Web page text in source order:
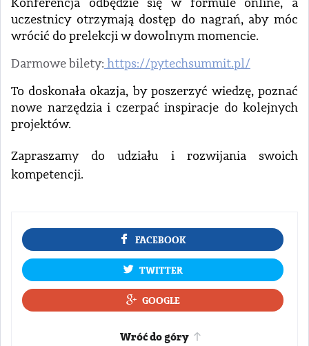
Konferencja odbędzie się w formule online, a
uczestnicy otrzymają dostęp do nagrań, aby móc
wrócić do prelekcji w dowolnym momencie.
Darmowe bilety: https://pytechsummit.pl/
To doskonała okazja, by poszerzyć wiedzę, poznać
nowe narzędzia i czerpać inspiracje do kolejnych
projektów.
Zapraszamy do udziału i rozwijania swoich
kompetencji.
FACEBOOK
TWITTER
GOOGLE
Wróć do góry